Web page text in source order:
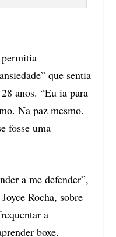
que sentia
anos. “Eu ia para
Na paz mesmo.
fosse uma
a me defender”,
Rocha, sobre
a
boxe.